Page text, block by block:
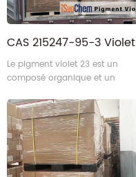
Le pigment violet 23 est un
composé organique et un